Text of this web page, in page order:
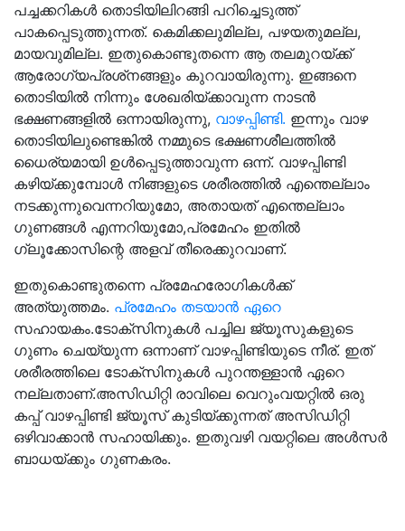
പച്ചക്കറികള്‍ തൊടിയിലിറങ്ങി പറിച്ചെടുത്ത്
പാകപ്പെടുത്തുന്നത്. കെമിക്കലുമില്ല, പഴയതുമല്ല,
മായവുമില്ല. ഇതുകൊണ്ടുതന്നെ ആ തലമുറയ്ക്ക്
ആരോഗ്യപ്രശ്‌നങ്ങളും കുറവായിരുന്നു. ഇങ്ങനെ
തൊടിയില്‍ നിന്നും ശേഖരിയ്ക്കാവുന്ന നാടന്‍
ഭക്ഷണങ്ങളില്‍ ഒന്നായിരുന്നു, വാഴപ്പിണ്ടി. ഇന്നും വാഴ
തൊടിയിലുണ്ടെങ്കില്‍ നമ്മുടെ ഭക്ഷണശീലത്തില്‍
ധൈര്യമായി ഉള്‍പ്പെടുത്താവുന്ന ഒന്ന്. വാഴപ്പിണ്ടി
കഴിയ്ക്കുമ്പോള്‍ നിങ്ങളുടെ ശരീരത്തില്‍ എന്തെല്ലാം
നടക്കുന്നുവെന്നറിയുമോ, അതായത് എന്തെല്ലാം
ഗുണങ്ങള്‍ എന്നറിയുമോ,പ്രമേഹം ഇതില്‍
ഗ്ലൂക്കോസിന്റെ അളവ് തീരെക്കുറവാണ്.
ഇതുകൊണ്ടുതന്നെ പ്രമേഹരോഗികള്‍ക്ക്
അത്യുത്തമം. പ്രമേഹം തടയാന്‍ ഏറെ
സഹായകം.ടോക്‌സിനുകള്‍ പച്ചില ജ്യൂസുകളുടെ
ഗുണം ചെയ്യുന്ന ഒന്നാണ് വാഴപ്പിണ്ടിയുടെ നീര്. ഇത്
ശരീരത്തിലെ ടോക്‌സിനുകള്‍ പുറന്തള്ളാന്‍ ഏറെ
നല്ലതാണ്.അസിഡിറ്റി രാവിലെ വെറുംവയറ്റില്‍ ഒരു
കപ്പ് വാഴപ്പിണ്ടി ജ്യൂസ് കുടിയ്ക്കുന്നത് അസിഡിറ്റി
ഒഴിവാക്കാന്‍ സഹായിക്കും. ഇതുവഴി വയറ്റിലെ അള്‍സര്‍
ബാധയ്ക്കും ഗുണകരം.